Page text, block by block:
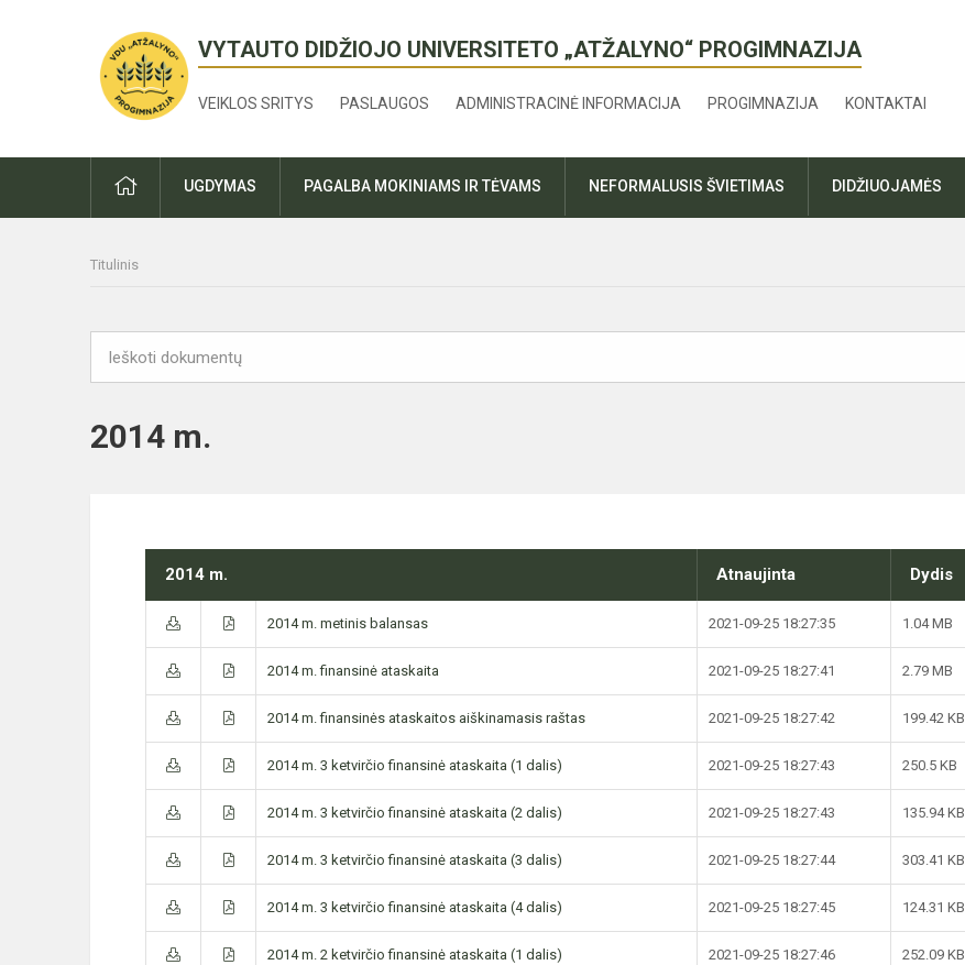
VYTAUTO DIDŽIOJO UNIVERSITETO „ATŽALYNO“ PROGIMNAZIJA
VEIKLOS SRITYS PASLAUGOS ADMINISTRACINĖ INFORMACIJA PROGIMNAZIJA KONTAKTAI
PRADŽIAUGDYMAS PAGALBA MOKINIAMS IR TĖVAMS NEFORMALUSIS ŠVIETIMAS DIDŽIUOJAMĖS
Titulinis
2014 m.
2014 m. Atnaujinta Dydis
2014 m. metinis balansas 2021-09-25 18:27:35 1.04 MB
2014 m. finansinė ataskaita 2021-09-25 18:27:41 2.79 MB
2014 m. finansinės ataskaitos aiškinamasis raštas 2021-09-25 18:27:42 199.42 KB
2014 m. 3 ketvirčio finansinė ataskaita (1 dalis) 2021-09-25 18:27:43 250.5 KB
2014 m. 3 ketvirčio finansinė ataskaita (2 dalis) 2021-09-25 18:27:43 135.94 KB
2014 m. 3 ketvirčio finansinė ataskaita (3 dalis) 2021-09-25 18:27:44 303.41 KB
2014 m. 3 ketvirčio finansinė ataskaita (4 dalis) 2021-09-25 18:27:45 124.31 KB
2014 m. 2 ketvirčio finansinė ataskaita (1 dalis) 2021-09-25 18:27:46 252.09 KB